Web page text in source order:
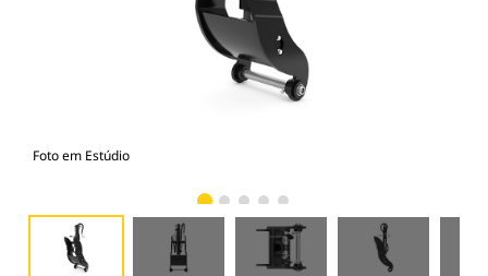
Foto em Estúdio